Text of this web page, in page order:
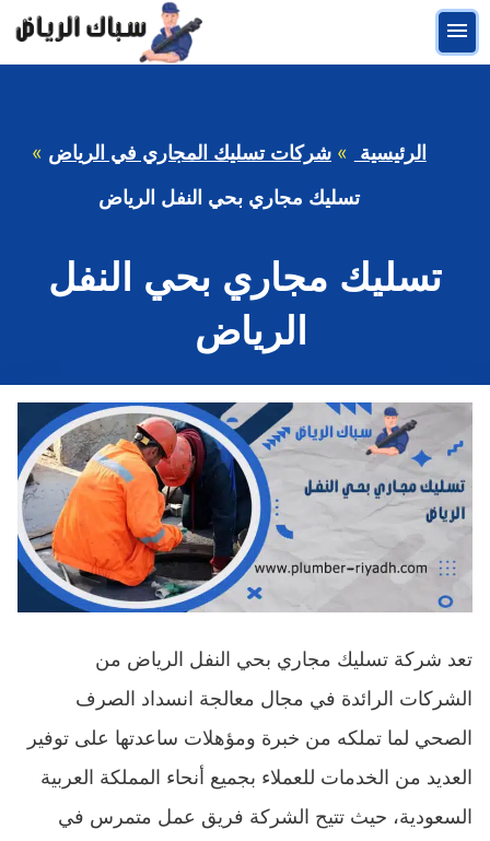
التجاوز
إلى القائمة
الرئيسية شركات تسليك المجاري في الرياض
تسليك مجاري بحي النفل الرياض
تسليك مجاري بحي النفل
الرياض
تعد شركة تسليك مجاري بحي النفل الرياض من
الشركات الرائدة في مجال معالجة انسداد الصرف
الصحي لما تملكه من خبرة ومؤهلات ساعدتها على توفير
العديد من الخدمات للعملاء بجميع أنحاء المملكة العربية
السعودية، حيث تتيح الشركة فريق عمل متمرس في